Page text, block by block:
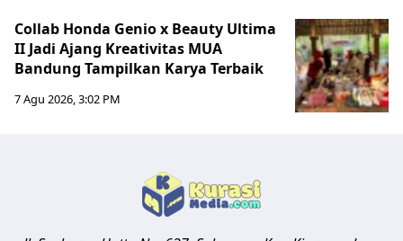
Collab Honda Genio x Beauty Ultima
II Jadi Ajang Kreativitas MUA
Bandung Tampilkan Karya Terbaik
7 Agu 2026, 3:02 PM